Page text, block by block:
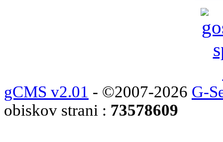
gCMS v2.01 - ©2007-2026 G-
obiskov strani : 73578609